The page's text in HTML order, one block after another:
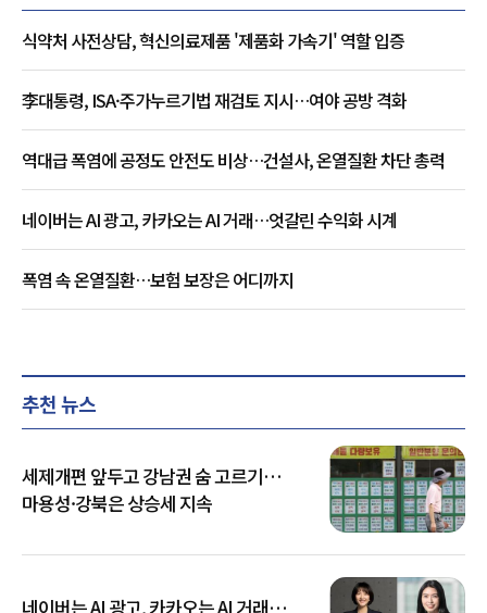
식약처 사전상담, 혁신의료제품 '제품화 가속기' 역할 입증
李대통령, ISA·주가누르기법 재검토 지시…여야 공방 격화
역대급 폭염에 공정도 안전도 비상…건설사, 온열질환 차단 총력
네이버는 AI 광고, 카카오는 AI 거래…엇갈린 수익화 시계
폭염 속 온열질환…보험 보장은 어디까지
추천 뉴스
세제개편 앞두고 강남권 숨 고르기…
마용성·강북은 상승세 지속
네이버는 AI 광고, 카카오는 AI 거래…